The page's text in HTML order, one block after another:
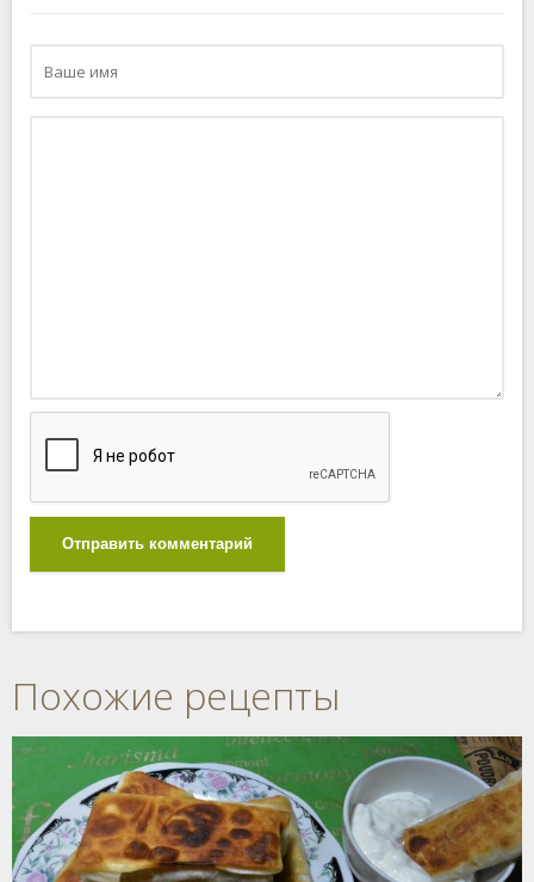
Отправить комментарий
Похожие рецепты